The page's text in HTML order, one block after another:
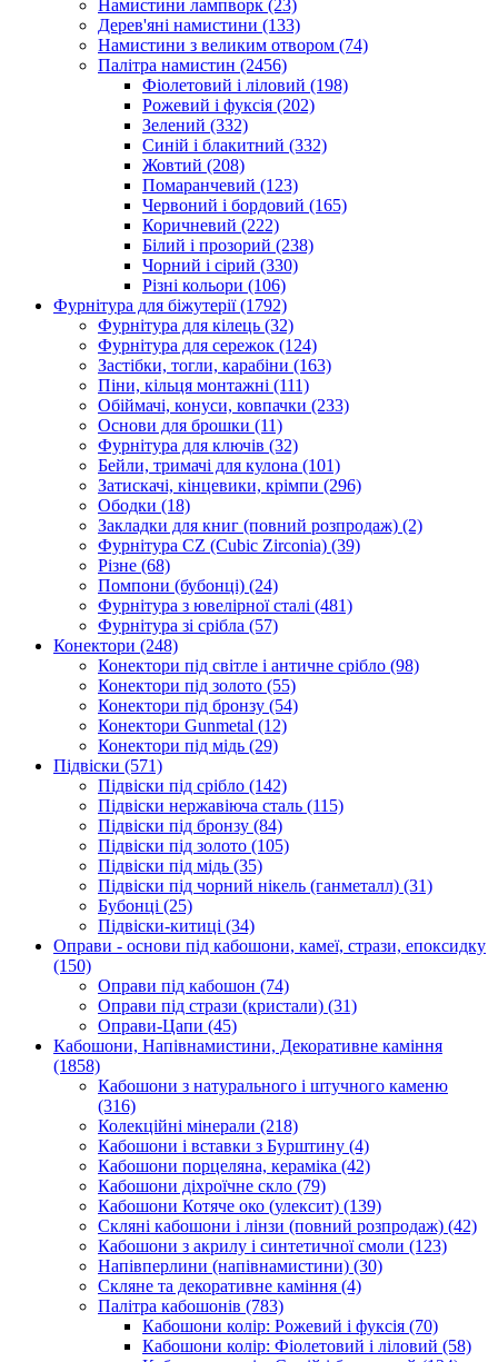
Намистини лампворк (23)
Дерев'яні намистини (133)
Намистини з великим отвором (74)
Палітра намистин (2456)
Фіолетовий і ліловий (198)
Рожевий і фуксія (202)
Зелений (332)
Синій і блакитний (332)
Жовтий (208)
Помаранчевий (123)
Червоний і бордовий (165)
Коричневий (222)
Білий і прозорий (238)
Чорний і сірий (330)
Різні кольори (106)
Фурнітура для біжутерії(1792)
Фурнітура для кілець (32)
Фурнітура для сережок (124)
Застібки, тогли, карабіни (163)
Піни, кільця монтажні (111)
Обіймачі, конуси, ковпачки (233)
Основи для брошки (11)
Фурнітура для ключів (32)
Бейли, тримачі для кулона (101)
Затискачі, кінцевики, крімпи (296)
Ободки (18)
Закладки для книг (повний розпродаж) (2)
Фурнітура CZ (Cubic Zirconia) (39)
Різне (68)
Помпони (бубонці) (24)
Фурнітура з ювелірної сталі (481)
Фурнітура зі срібла (57)
Конектори (248)
Конектори під світле і античне срібло (98)
Конектори під золото (55)
Конектори під бронзу (54)
Конектори Gunmetal (12)
Конектори під мідь (29)
Підвіски (571)
Підвіски під срібло (142)
Підвіски нержавіюча сталь (115)
Підвіски під бронзу (84)
Підвіски під золото (105)
Підвіски під мідь (35)
Підвіски під чорний нікель (ганметалл) (31)
Бубонці (25)
Підвіски-китиці (34)
Оправи - основи під кабошони, камеї, стрази, епоксидку
(150)
Оправи під кабошон (74)
Оправи під стрази (кристали) (31)
Оправи-Цапи (45)
Кабошони, Напівнамистини, Декоративне каміння
(1858)
Кабошони з натурального і штучного каменю
(316)
Колекційні мінерали (218)
Кабошони і вставки з Бурштину (4)
Кабошони порцеляна, кераміка (42)
Кабошони діхроїчне скло (79)
Кабошони Котяче око (улексит) (139)
Скляні кабошони і лінзи (повний розпродаж) (42)
Кабошони з акрилу і синтетичної смоли (123)
Напівперлини (напівнамистини) (30)
Скляне та декоративне каміння (4)
Палітра кабошонів (783)
Кабошони колір: Рожевий і фуксія (70)
Кабошони колір: Фіолетовий і ліловий (58)